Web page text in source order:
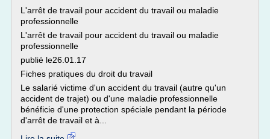
L'arrêt de travail pour accident du travail ou maladie
professionnelle
L'arrêt de travail pour accident du travail ou maladie
professionnelle
publié le26.01.17
Fiches pratiques du droit du travail
Le salarié victime d'un accident du travail (autre qu'un
accident de trajet) ou d'une maladie professionnelle
bénéficie d'une protection spéciale pendant la période
d'arrêt de travail et à...